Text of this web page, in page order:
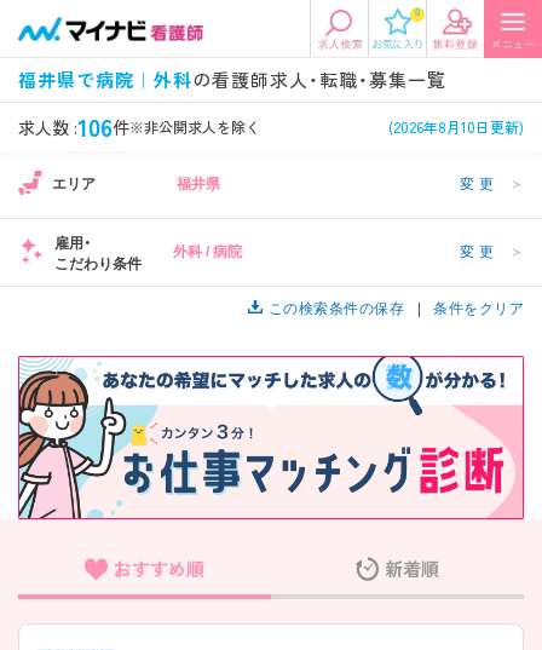
0
福井県で病院｜外科の看護師求人・転職・募集一覧
求人数 :106件※非公開求人を除く (2026年8月10日更新)
エリアから探す
エリアから探す 駅・路線から探す
関東
東海 関西
北海道・東北 中国・四国
九州・沖縄
希望の求人条件を選択
条件項目の選択に戻る
看護師、准看護師など 常勤、夜勤なし可など
施設形態 担当業務
病棟、外来など
診察科目
美容外科、
循環器内科など
こだわり条件
未経験歓迎、
年収
年収500万円以上など
雇用形態
正社員、契約社員など
フリーワード検索
エリア 福井県 変更 ＞
雇用・
こだわり条件
外科 / 病院 変更 ＞
この検索条件の保存 条件をクリア
おすすめ順 新着順